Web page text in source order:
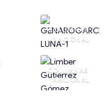
COLUMNAS‏
NACIONAL
NACIONAL